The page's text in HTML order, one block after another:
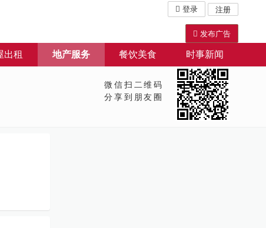
登录 注册
发布广告
出租 地产服务 餐饮美食 时事新闻
微信扫二维码
分享到朋友圈